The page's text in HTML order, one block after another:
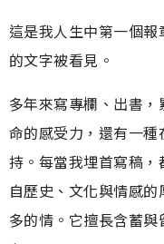
這是我人生中第一個
的文字被看見。
多年來寫專欄、出書
命的感受力，還有一
持。每當我埋首寫稿
自歷史、文化與情感
多的情。它擅長含蓄